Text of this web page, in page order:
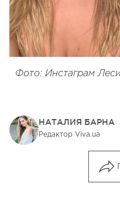
Фото: Инстаграм
НАТАЛИЯ БАРНА
Редактор Viva.ua